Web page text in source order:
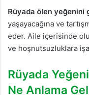
Rüyada ölen yeğenini
yaşayacağına ve
eder. Aile içerisinde
ve hoşnutsuzluklara
Rüyada
Ne Anlama